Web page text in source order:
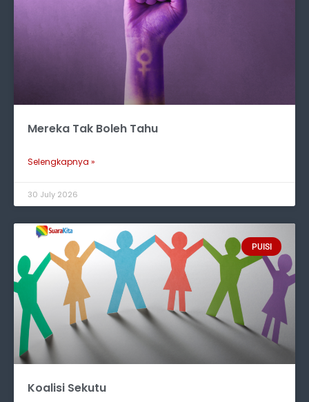
Mereka Tak Boleh Tahu
Selengkapnya »
30 July 2026
PUISI
Koalisi Sekutu